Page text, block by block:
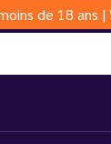
de 18 ans